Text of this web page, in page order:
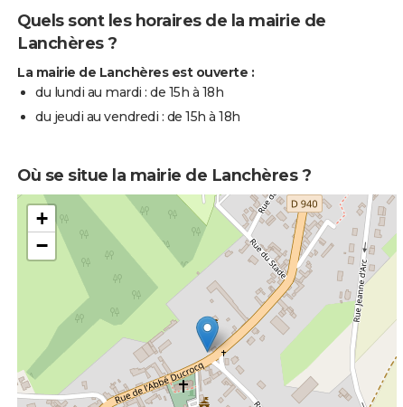
Quels sont les horaires de la mairie de
Lanchères ?
La mairie de Lanchères est ouverte :
du lundi au mardi : de 15h à 18h
du jeudi au vendredi : de 15h à 18h
Où se situe la mairie de Lanchères ?
+
−